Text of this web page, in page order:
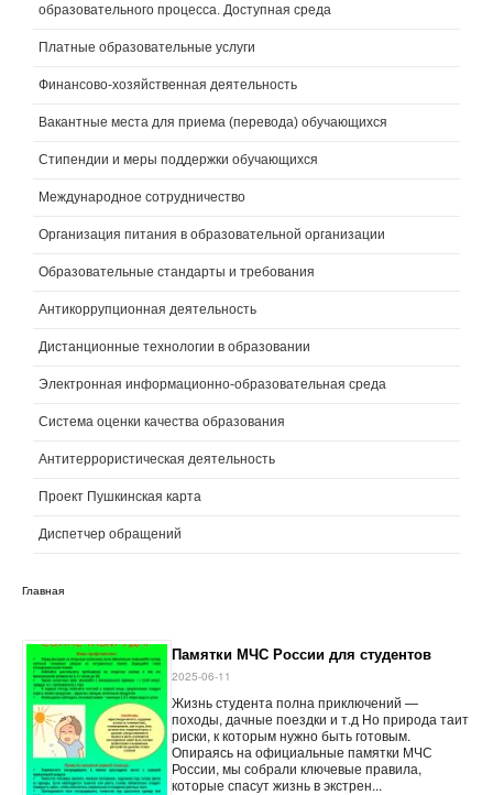
образовательного процесса. Доступная среда
Платные образовательные услуги
Финансово-хозяйственная деятельность
Вакантные места для приема (перевода) обучающихся
Стипендии и меры поддержки обучающихся
Международное сотрудничество
Организация питания в образовательной организации
Образовательные стандарты и требования
Антикоррупционная деятельность
Дистанционные технологии в образовании
Электронная информационно-образовательная среда
Система оценки качества образования
Антитеррористическая деятельность
Проект Пушкинская карта
Диспетчер обращений
Главная
Памятки МЧС России для студентов
2025-06-11
Жизнь студента полна приключений —
походы, дачные поездки и т.д Но природа таит
риски, к которым нужно быть готовым.
Опираясь на официальные памятки МЧС
России, мы собрали ключевые правила,
которые спасут жизнь в экстрен...